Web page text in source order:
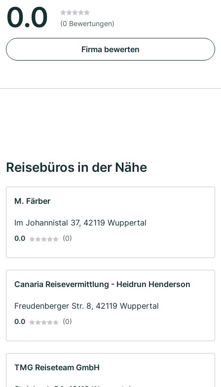
0.0 (0 Bewertungen)
Firma bewerten
Reisebüros in der Nähe
M. Färber
Im Johannistal 37, 42119 Wuppertal
0.0 (0)
Canaria Reisevermittlung - Heidrun Henderson
Freudenberger Str. 8, 42119 Wuppertal
0.0 (0)
TMG Reiseteam GmbH